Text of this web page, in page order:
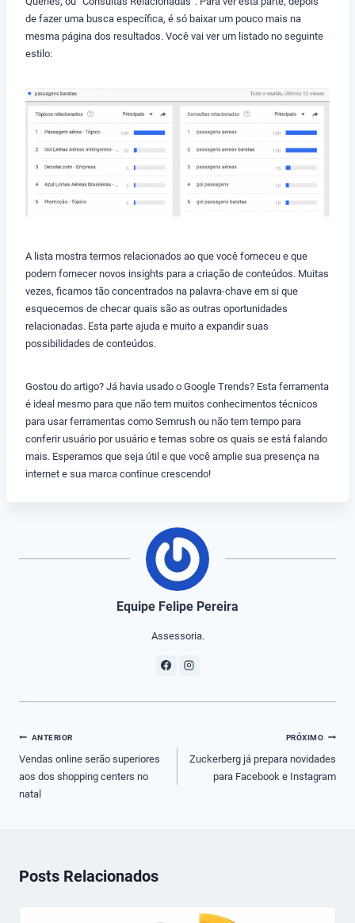
de fazer uma busca específica, é só baixar um pouco mais na
mesma página dos resultados. Você vai ver um listado no seguinte
estilo:
A lista mostra termos relacionados ao que você forneceu e que
podem fornecer novos insights para a criação de conteúdos. Muitas
vezes, ficamos tão concentrados na palavra-chave em si que
esquecemos de checar quais são as outras oportunidades
relacionadas. Esta parte ajuda e muito a expandir suas
possibilidades de conteúdos.
Gostou do artigo? Já havia usado o Google Trends? Esta ferramenta
é ideal mesmo para que não tem muitos conhecimentos técnicos
para usar ferramentas como Semrush ou não tem tempo para
conferir usuário por usuário e temas sobre os quais se está falando
mais. Esperamos que seja útil e que você amplie sua presença na
internet e sua marca continue crescendo!
Equipe Felipe Pereira
Assessoria.
Navegação
de
Post
ANTERIOR
Vendas online serão superiores
aos dos shopping centers no
natal
PRÓXIMO
Zuckerberg já prepara novidades
para Facebook e Instagram
Posts Relacionados